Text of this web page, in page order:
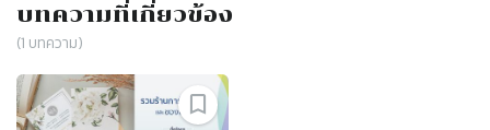
บทความที่เกี่ยวข้อง
(1 บทความ)